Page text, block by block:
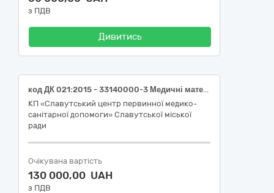
з ПДВ
Дивитись
код ДК 021:2015 - 33140000-3 Медичні матеріали (17500 Калопр.стоміч.однок.Alterna Free №30 відкр.непроз.виріз.12-75 мм, 2650 Паста герметизуюча Coloplast 60 г №1, 1907 Абсорбуючий порошок Coloplast Brava 25 г №1, 12010 Очищувач для видалення адгезиву спрей Brava 50 мл №1, D1NB10XV Калоприймач Зенсів однокомпонентний, непрозорий, відкритий, з фільтром, з вент отвором, з оглядовим вікном, закривається на липучку, ОДВ 10-80 mm)
КП «Славутський центр первинної медико-
санітарної допомоги» Славутської міської
ради
Очікувана вартість
130 000,00 UAH
з ПДВ